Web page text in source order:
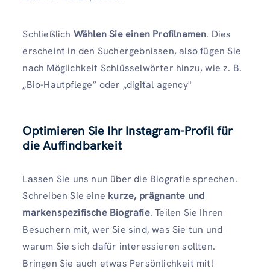
Schließlich Wählen Sie einen Profilnamen. Dies
erscheint in den Suchergebnissen, also fügen Sie
nach Möglichkeit Schlüsselwörter hinzu, wie z. B.
„Bio-Hautpflege“ oder „digital agency"
Optimieren Sie Ihr Instagram-Profil für
die Auffindbarkeit
Lassen Sie uns nun über die Biografie sprechen.
Schreiben Sie eine kurze, prägnante und
markenspezifische Biografie. Teilen Sie Ihren
Besuchern mit, wer Sie sind, was Sie tun und
warum Sie sich dafür interessieren sollten.
Bringen Sie auch etwas Persönlichkeit mit!